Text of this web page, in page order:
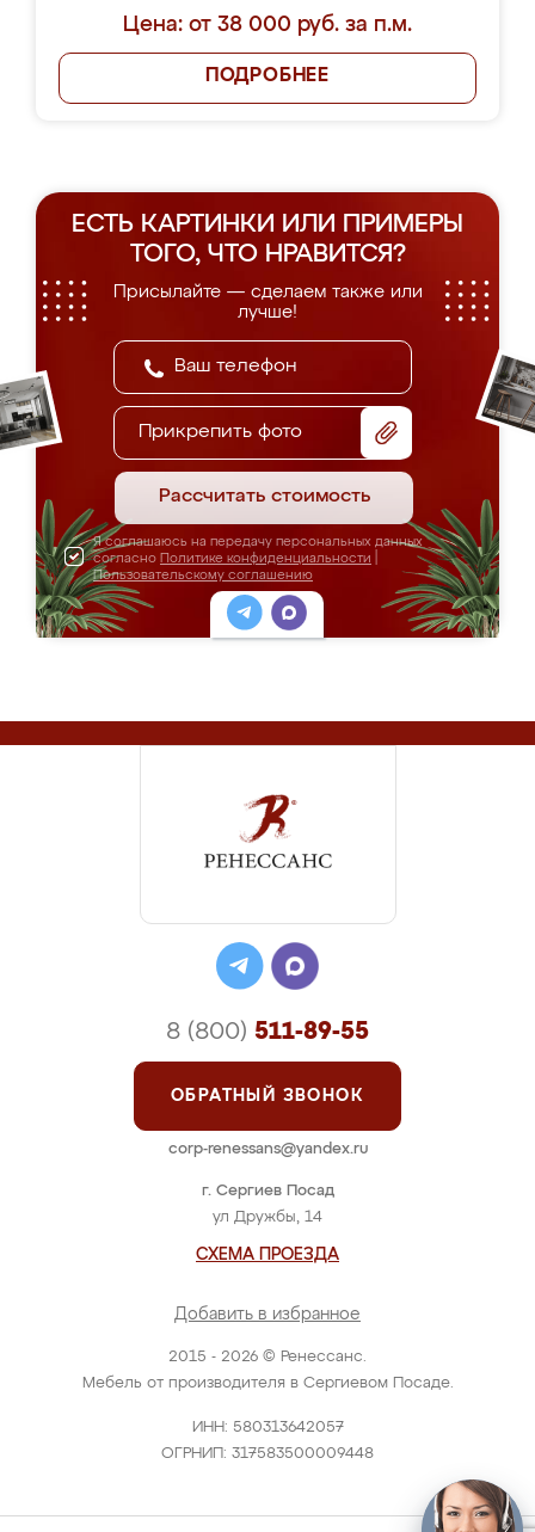
Цена: от 38 000 руб. за п.м.
ПОДРОБНЕЕ
ЕСТЬ КАРТИНКИ ИЛИ ПРИМЕРЫ
ТОГО, ЧТО НРАВИТСЯ?
Присылайте — сделаем также или
лучше!
Прикрепить фото
Рассчитать стоимость
Я соглашаюсь на передачу персональных данных
согласно Политике конфиденциальности
Пользовательскому соглашению
2015 - 2026 © Ренессанс.
Мебель от производителя в Сергиевом Посаде.
ИНН: 580313642057
ОГРНИП: 317583500009448
г. Сергиев Посад
ул Дружбы, 14
СХЕМА ПРОЕЗДА
Добавить в избранное
8 (800) 511-89-55
ОБРАТНЫЙ ЗВОНОК
corp-renessans@yandex.ru